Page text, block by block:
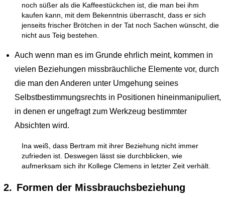
noch süßer als die Kaffeestückchen ist, die man bei ihm
kaufen kann, mit dem Bekenntnis überrascht, dass er sich
jenseits frischer Brötchen in der Tat noch Sachen wünscht, die
nicht aus Teig bestehen.
Auch wenn man es im Grunde ehrlich meint, kommen in
vielen Beziehungen missbräuchliche Elemente vor, durch
die man den Anderen unter Umgehung seines
Selbstbestimmungsrechts in Positionen hineinmanipuliert,
in denen er ungefragt zum Werkzeug bestimmter
Absichten wird.
Ina weiß, dass Bertram mit ihrer Beziehung nicht immer
zufrieden ist. Deswegen lässt sie durchblicken, wie
aufmerksam sich ihr Kollege Clemens in letzter Zeit verhält.
2. Formen der Missbrauchsbeziehung